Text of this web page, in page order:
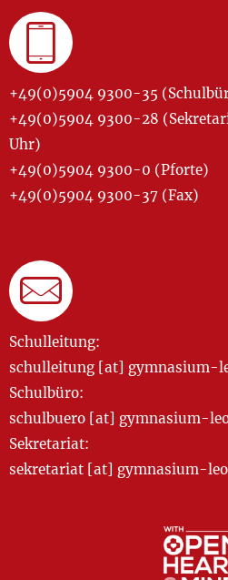
+49(0)5904 9300-35
+49(0)5904 9300-28
Uhr)
+49(0)5904 9300-0 (Pforte)
+49(0)5904 9300-37 (Fax)
Schulleitung:
schulleitung [at] gymnasium-
Schulbüro:
schulbuero [at] gymnasium-
Sekretariat:
sekretariat [at] gymnasium-